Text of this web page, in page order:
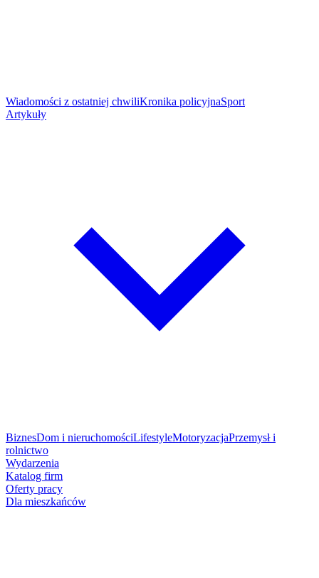
Wiadomości z ostatniej chwiliKronika policyjnaSport
Artykuły
BiznesDom i nieruchomościLifestyleMotoryzacjaPrzemysł i
rolnictwo
Wydarzenia
Katalog firm
Oferty pracy
Dla mieszkańców